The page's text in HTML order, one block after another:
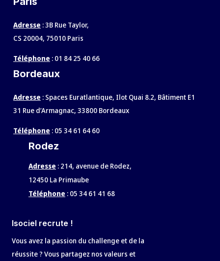
Adresse : 3B Rue Taylor,
CS 20004, 75010 Paris
Téléphone : 01 84 25 40 66
Bordeaux
Adresse : Spaces Euratlantique, Ilot Quai 8.2, Bâtiment E1
31 Rue d’Armagnac, 33800 Bordeaux
Téléphone : 05 34 61 64 60
Rodez
Adresse : 214, avenue de Rodez,
12450 La Primaube
Téléphone : 05 34 61 41 68
Isociel recrute !
Vous avez la passion du challenge et de la
réussite ? Vous partagez nos valeurs et